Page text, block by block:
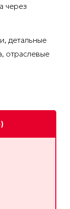
через
детальные
отраслевые